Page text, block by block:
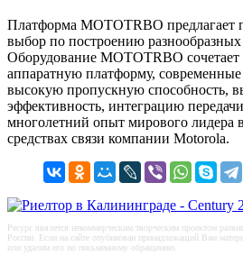
Платформа MOTOTRBO предлагает
выбор по построению разнообразных
Оборудование MOTOTRBO
аппаратную платформу,
высокую пропускную способность,
эффективность, интеграцию
многолетний опыт мирового лидера
средствах связи компании Motorola.
Ресурс явялется некоммерческим творческим проектом
России. Если на сайте опубикован принадлежащий Вам
или удалим его по письменному обращению.